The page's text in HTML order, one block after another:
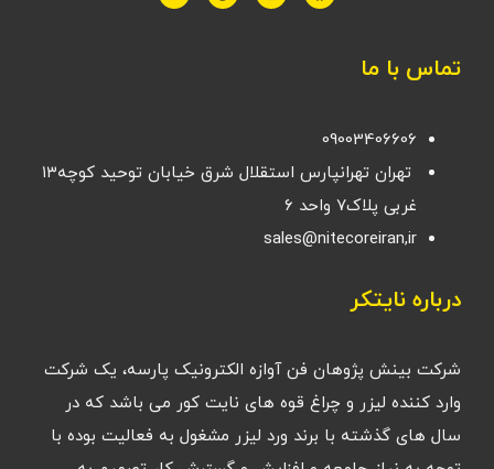
تماس با ما
09003406606
تهران تهرانپارس استقلال شرق خیابان توحید کوچه۱۳
غربی پلاک۷ واحد ۶
sales@nitecoreiran,ir
درباره نایتکر
شرکت بینش پژوهان فن آوازه الکترونیک پارسه، یک شرکت
وارد کننده لیزر و چراغ قوه های نایت کور می باشد که در
سال های گذشته با برند ورد لیزر مشغول به فعالیت بوده با